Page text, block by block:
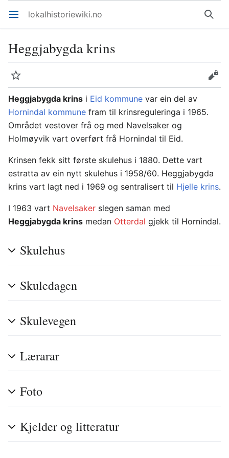
Åpne hovedmenyen lokalhistoriewiki.no Søk
Heggjabygda krins
Overvåk
Rediger
Heggjabygda krins i Eid kommune var ein del av
Hornindal kommune fram til krinsreguleringa i 1965.
Området vestover frå og med Navelsaker og
Holmøyvik vart overført frå Hornindal til Eid.
Krinsen fekk sitt første skulehus i 1880. Dette vart
estratta av ein nytt skulehus i 1958/60. Heggjabygda
krins vart lagt ned i 1969 og sentralisert til Hjelle krins.
I 1963 vart Navelsaker slegen saman med
Heggjabygda krins medan Otterdal gjekk til Hornindal.
Skulehus
Skuledagen
Skulevegen
Lærarar
Foto
Kjelder og litteratur